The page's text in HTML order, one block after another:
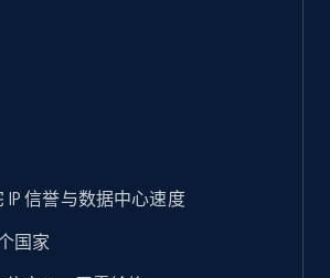
IP 信誉与数据中心速度
国家